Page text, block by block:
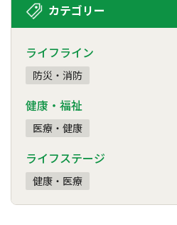
カテゴリー
ライフライン
防災・消防
健康・福祉
医療・健康
ライフステージ
健康・医療